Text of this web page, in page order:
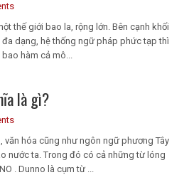
thế giới bao la, rộng lớn. Bên cạnh khối
đa dạng, hệ thống ngữ pháp phức tạp thì
hàm cả mô...
là gì?
văn hóa cũng như ngôn ngữ phương Tây
nước ta. Trong đó có cả những từ lóng
. Dunno là cụm từ ...